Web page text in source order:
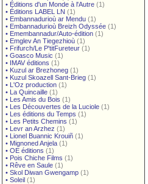
• Éditions d'un Monde à l'Autre (1)
• Éditions LABEL LN (1)
• Embannadurioù ar Mendu (1)
• Embannadurioù Breizh Odyssée (1)
• Emembannadur/Auto-édition (1)
• Emglev An Tiegezhioù (1)
• Frifurch/Le P'titFureteur (1)
• Goasco Music (1)
• IMAV éditions (1)
• Kuzul ar Brezhoneg (1)
• Kuzul Skoazell Sant-Brieg (1)
• L'Oz production (1)
• La Quincaille (1)
• Les Amis du Bois (1)
• Les Découvertes de la Luciole (1)
• Les éditions du Temps (1)
• Les Petits Chemins (1)
• Levr an Arzhez (1)
• Lionel Buannic Krouiñ (1)
• Mignoned Anjela (1)
• OE éditions (1)
• Pois Chiche Films (1)
• Rêve en Saule (1)
• Skol Diwan Gwengamp (1)
• Soleil (1)